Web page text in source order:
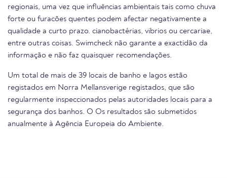
regionais, uma vez que influências ambientais tais como chuva
forte ou furacões quentes podem afectar negativamente a
qualidade a curto prazo. cianobactérias, vibrios ou cercariae,
entre outras coisas. Swimcheck não garante a exactidão da
informação e não faz quaisquer recomendações.
Um total de mais de 39 locais de banho e lagos estão
registados em Norra Mellansverige registados, que são
regularmente inspeccionados pelas autoridades locais para a
segurança dos banhos. O Os resultados são submetidos
anualmente à Agência Europeia do Ambiente.